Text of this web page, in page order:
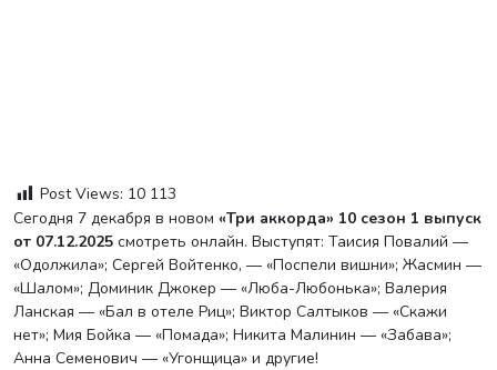
Post Views: 10 113
Сегодня 7 декабря в новом «Три аккорда» 10 сезон 1 выпуск
от 07.12.2025 смотреть онлайн. Выступят: Таисия Повалий —
«Одолжила»; Сергей Войтенко, — «Поспели вишни»; Жасмин —
«Шалом»; Доминик Джокер — «Люба-Любонька»; Валерия
Ланская — «Бал в отеле Риц»; Виктор Салтыков — «Скажи
нет»; Мия Бойка — «Помада»; Никита Малинин — «Забава»;
Анна Семенович — «Угонщица» и другие!